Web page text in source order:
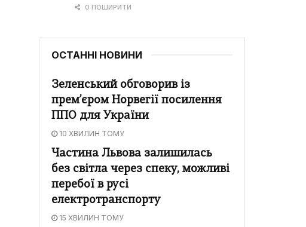
0 ПОШИРИТИ
ОСТАННІ НОВИНИ
Зеленський обговорив із
прем’єром Норвегії посилення
ППО для України
10 ХВИЛИН ТОМУ
Частина Львова залишилась
без світла через спеку, можливі
перебої в русі
електротранспорту
15 ХВИЛИН ТОМУ